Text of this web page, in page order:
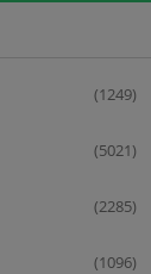
(1249)
(5021)
(2285)
(1096)